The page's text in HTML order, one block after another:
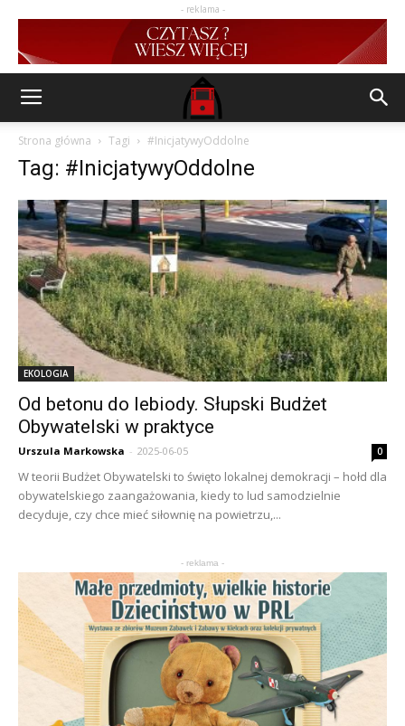
- reklama -
Strona główna Tagi #InicjatywyOddolne
Tag: #InicjatywyOddolne
EKOLOGIA
Od betonu do lebiody. Słupski Budżet
Obywatelski w praktyce
Urszula Markowska - 2025-06-05 0
W teorii Budżet Obywatelski to święto lokalnej demokracji – hołd dla
obywatelskiego zaangażowania, kiedy to lud samodzielnie
decyduje, czy chce mieć siłownię na powietrzu,...
- reklama -